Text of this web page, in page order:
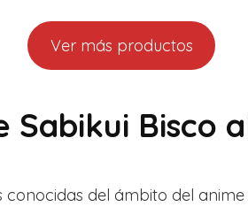
Ver más productos
Sabikui Bisco
del ámbito del